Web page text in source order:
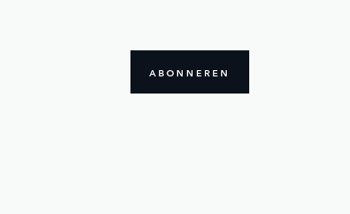
ABONNEREN